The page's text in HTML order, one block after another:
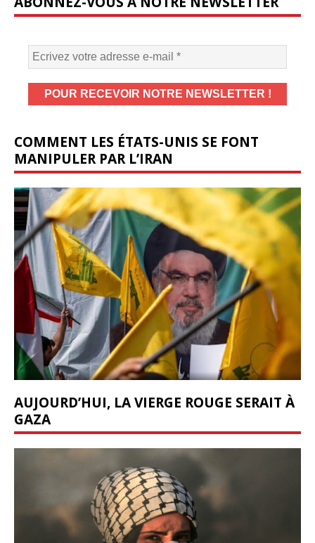
COMMENT LES ÉTATS-UNIS SE FONT
MANIPULER PAR L’IRAN
AUJOURD’HUI, LA VIERGE ROUGE SERAIT À
GAZA